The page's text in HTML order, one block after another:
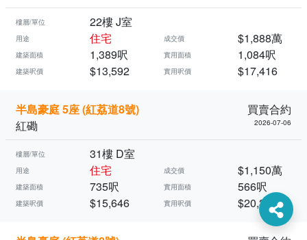
樓層/單位 22樓 J室
用途 住宅 成交價 $1,888萬
建築面積 1,389呎 實用面積 1,084呎
建築呎價 $13,592 實用呎價 $17,416
半島豪庭 5座 (紅荔道8號)
買賣合約
紅磡
2026-07-06
樓層/單位 31樓 D室
用途 住宅 成交價 $1,150萬
建築面積 735呎 實用面積 566呎
建築呎價 $15,646 實用呎價 $20,318